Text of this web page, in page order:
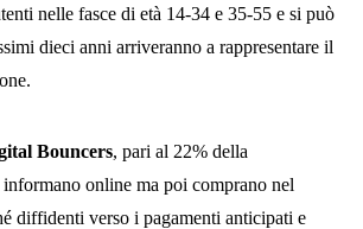
nelle fasce di età 14-34 e 35-55 e si può
dieci anni arriveranno a rappresentare il
Bouncers, pari al 22% della
online ma poi comprano nel
diffidenti verso i pagamenti anticipati e